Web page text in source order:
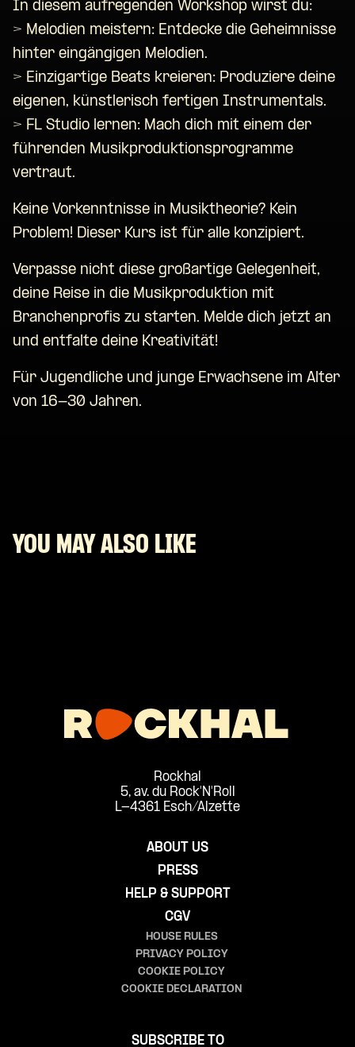
In diesem aufregenden Workshop wirst du:
> Melodien meistern: Entdecke die Geheimnisse
hinter eingängigen Melodien.
> Einzigartige Beats kreieren: Produziere deine
eigenen, künstlerisch fertigen Instrumentals.
> FL Studio lernen: Mach dich mit einem der
führenden Musikproduktionsprogramme
vertraut.
Keine Vorkenntnisse in Musiktheorie? Kein
Problem! Dieser Kurs ist für alle konzipiert.
Verpasse nicht diese großartige Gelegenheit,
deine Reise in die Musikproduktion mit
Branchenprofis zu starten. Melde dich jetzt an
und entfalte deine Kreativität!
Für Jugendliche und junge Erwachsene im Alter
von 16-30 Jahren.
YOU MAY ALSO LIKE
Rockhal
5, av. du Rock'N'Roll
L-4361 Esch/Alzette
ABOUT US
PRESS
HELP & SUPPORT
CGV
HOUSE RULES
PRIVACY POLICY
COOKIE POLICY
COOKIE DECLARATION
SUBSCRIBE TO